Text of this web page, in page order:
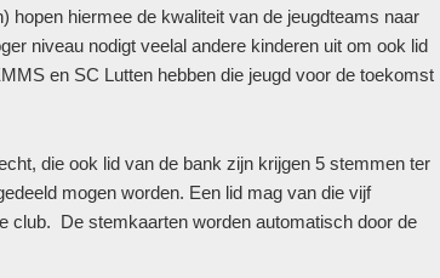
hopen hiermee de kwaliteit van de jeugdteams naar
niveau nodigt veelal andere kinderen uit om ook lid
en SC Lutten hebben die jeugd voor de toekomst
die ook lid van de bank zijn krijgen 5 stemmen ter
mogen worden. Een lid mag van die vijf
club. De stemkaarten worden automatisch door de